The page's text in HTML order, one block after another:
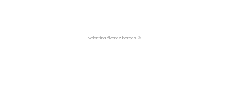
valentina álvarez borges ®